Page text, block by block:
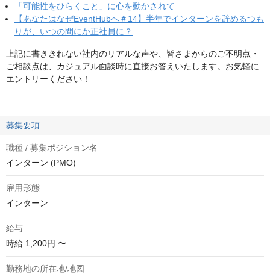
「可能性をひらくこと」に心を動かされて
【あなたはなぜEventHubへ＃14】半年でインターンを辞めるつも
りが、いつの間にか正社員に？
上記に書ききれない社内のリアルな声や、皆さまからのご不明点・
ご相談点は、カジュアル面談時に直接お答えいたします。お気軽に
エントリーください！
募集要項
職種 / 募集ポジション名
インターン (PMO)
雇用形態
インターン
給与
時給 1,200円 〜
勤務地の所在地/地図